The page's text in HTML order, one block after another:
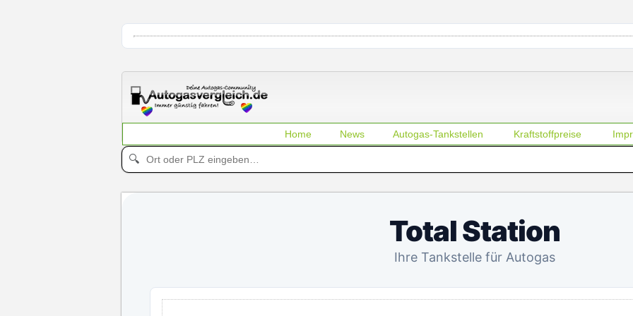
Home News Autogas-Tankstellen Kraftstoffpreise
🔍
Total Station
Ihre Tankstelle für Autogas